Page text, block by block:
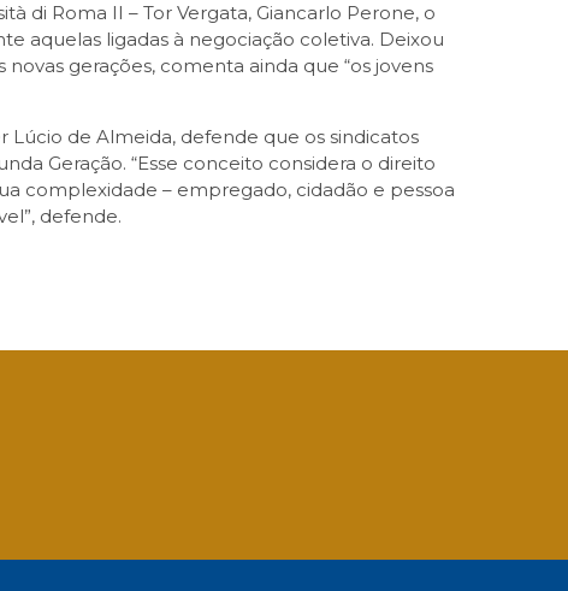
di Roma II – Tor Vergata, Giancarlo Perone, o
aquelas ligadas à negociação coletiva. Deixou
gerações, comenta ainda que “os jovens
Lúcio de Almeida, defende que os sindicatos
Geração. “Esse conceito considera o direito
complexidade – empregado, cidadão e pessoa
defende.